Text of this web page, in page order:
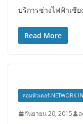
บริการช่างไฟฟ้าเชีย
Read More
คอมพิวเตอร์-NETWORK
กันยายน 20, 2015